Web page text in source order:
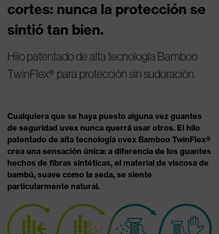
cortes: nunca la protección se
sintió tan bien.
Hilo patentado de alta tecnología Bamboo
TwinFlex® para protección sin sudoración.
Cualquiera que se haya puesto alguna vez guantes
de seguridad uvex nunca querrá usar otros. El hilo
patentado de alta tecnología uvex Bamboo TwinFlex®
crea una sensación única: a diferencia de los guantes
hechos de fibras sintéticas, el material de viscosa de
bambú, suave como la seda, se siente
particularmente natural.